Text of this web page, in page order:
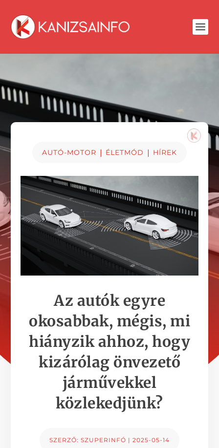
AUTÓ-MOTOR | ÉLETMÓD | HÍREK
Az autók egyre
okosabbak, mégis, mi
hiányzik ahhoz, hogy
kizárólag önvezető
járművekkel
közlekedjünk?
SZERZŐ: SZUPERINFÓ | 2025-05-14